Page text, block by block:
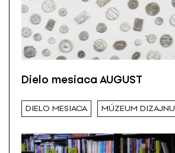
Dielo mesiaca AUGUST
DIELO MESIACA MÚZEUM DIZAJNU